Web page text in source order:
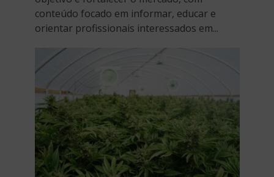
conteúdo focado em informar, educar e
orientar profissionais interessados em...